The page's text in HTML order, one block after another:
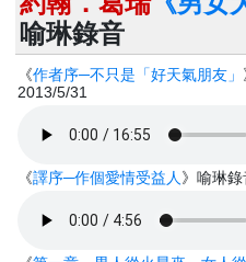
喻琳錄音
《作者序─不只是「好天氣朋友」
2013/5/31
《譯序─作個愛情受益人 》喻琳